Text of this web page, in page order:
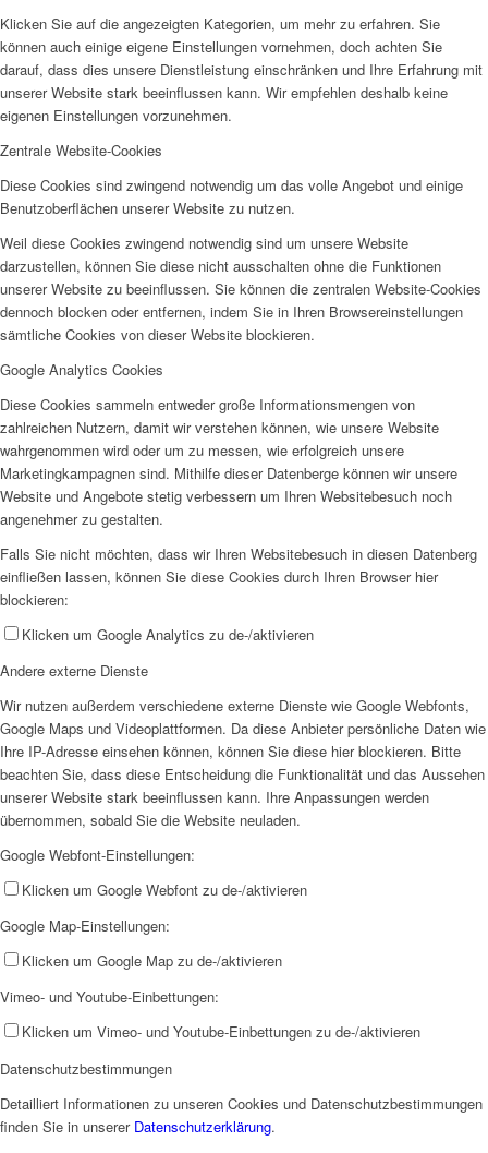
Klicken Sie auf die angezeigten Kategorien, um mehr zu erfahren. Sie
können auch einige eigene Einstellungen vornehmen, doch achten Sie
darauf, dass dies unsere Dienstleistung einschränken und Ihre Erfahrung mit
unserer Website stark beeinflussen kann. Wir empfehlen deshalb keine
eigenen Einstellungen vorzunehmen.
Zentrale Website-Cookies
Diese Cookies sind zwingend notwendig um das volle Angebot und einige
Benutzoberflächen unserer Website zu nutzen.
Weil diese Cookies zwingend notwendig sind um unsere Website
darzustellen, können Sie diese nicht ausschalten ohne die Funktionen
unserer Website zu beeinflussen. Sie können die zentralen Website-Cookies
dennoch blocken oder entfernen, indem Sie in Ihren Browsereinstellungen
sämtliche Cookies von dieser Website blockieren.
Google Analytics Cookies
Diese Cookies sammeln entweder große Informationsmengen von
zahlreichen Nutzern, damit wir verstehen können, wie unsere Website
wahrgenommen wird oder um zu messen, wie erfolgreich unsere
Marketingkampagnen sind. Mithilfe dieser Datenberge können wir unsere
Website und Angebote stetig verbessern um Ihren Websitebesuch noch
angenehmer zu gestalten.
Falls Sie nicht möchten, dass wir Ihren Websitebesuch in diesen Datenberg
einfließen lassen, können Sie diese Cookies durch Ihren Browser hier
blockieren:
Klicken um Google Analytics zu de-/aktivieren
Andere externe Dienste
Wir nutzen außerdem verschiedene externe Dienste wie Google Webfonts,
Google Maps und Videoplattformen. Da diese Anbieter persönliche Daten wie
Ihre IP-Adresse einsehen können, können Sie diese hier blockieren. Bitte
beachten Sie, dass diese Entscheidung die Funktionalität und das Aussehen
unserer Website stark beeinflussen kann. Ihre Anpassungen werden
übernommen, sobald Sie die Website neuladen.
Google Webfont-Einstellungen:
Klicken um Google Webfont zu de-/aktivieren
Google Map-Einstellungen:
Klicken um Google Map zu de-/aktivieren
Vimeo- und Youtube-Einbettungen:
Klicken um Vimeo- und Youtube-Einbettungen zu de-/aktivieren
Datenschutzbestimmungen
Detailliert Informationen zu unseren Cookies und Datenschutzbestimmungen
finden Sie in unserer Datenschutzerklärung.